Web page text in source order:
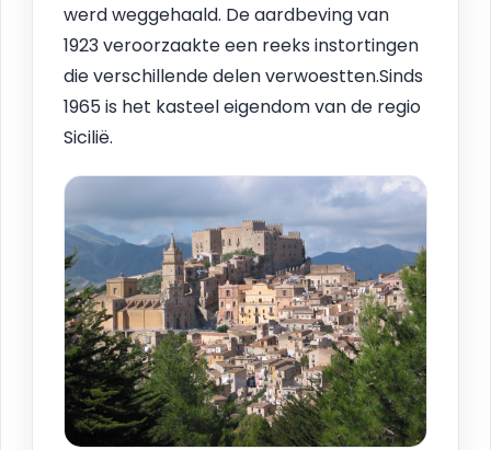
werd weggehaald. De aardbeving van
1923 veroorzaakte een reeks instortingen
die verschillende delen verwoestten.Sinds
1965 is het kasteel eigendom van de regio
Sicilië.